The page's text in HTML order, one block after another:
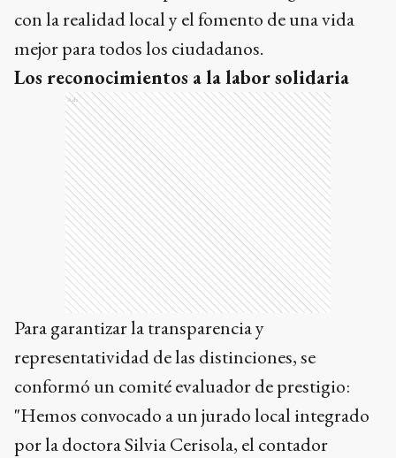
con la realidad local y el fomento de una vida
mejor para todos los ciudadanos.
Los reconocimientos a la labor solidaria
Ads
Para garantizar la transparencia y
representatividad de las distinciones, se
conformó un comité evaluador de prestigio:
"Hemos convocado a un jurado local integrado
por la doctora Silvia Cerisola, el contador